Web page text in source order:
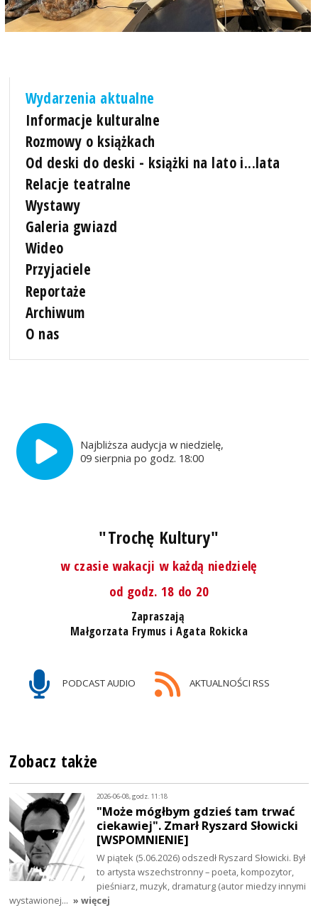
Wydarzenia aktualne
Informacje kulturalne
Rozmowy o książkach
Od deski do deski - książki na lato i...lata
Relacje teatralne
Wystawy
Galeria gwiazd
Wideo
Przyjaciele
Reportaże
Archiwum
O nas
Najbliższa audycja w niedzielę,
09 sierpnia po godz. 18:00
"Trochę Kultury"
w czasie wakacji w każdą niedzielę
od godz. 18 do 20
Zapraszają
Małgorzata Frymus i Agata Rokicka
PODCAST AUDIO AKTUALNOŚCI RSS
Zobacz także
2026-06-08, godz. 11:18
"Może mógłbym gdzieś tam trwać
ciekawiej". Zmarł Ryszard Słowicki
[WSPOMNIENIE]
W piątek (5.06.2026) odszedł Ryszard Słowicki. Był
to artysta wszechstronny – poeta, kompozytor,
pieśniarz, muzyk, dramaturg (autor miedzy innymi
wystawionej… » więcej